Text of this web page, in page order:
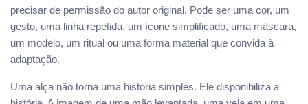
precisar de permissão do autor original. Pode ser uma cor, um
gesto, uma linha repetida, um ícone simplificado, uma máscara,
um modelo, um ritual ou uma forma material que convida à
adaptação.
Uma alça não torna uma história simples. Ele disponibiliza a